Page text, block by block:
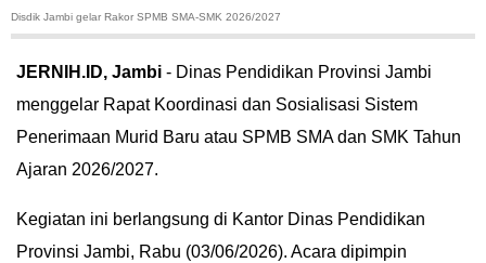
LEISUR
TEKNOLOGI
OTOMOTIF
HIBURAN
Disdik Jambi gelar Rakor SPMB SMA-SMK 2026/2027
JERNIH.ID, Jambi - Dinas Pendidikan Provinsi Jambi
menggelar Rapat Koordinasi dan Sosialisasi Sistem
Penerimaan Murid Baru atau SPMB SMA dan SMK Tahun
Ajaran 2026/2027.
Kegiatan ini berlangsung di Kantor Dinas Pendidikan
Provinsi Jambi, Rabu (03/06/2026). Acara dipimpin